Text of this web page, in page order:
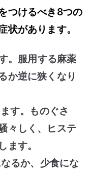
つけるべき8つの
状があります。
。服用する麻薬
か逆に狭くなり
す。ものぐさ
々しく、ヒステ
ます。
るか、少食にな